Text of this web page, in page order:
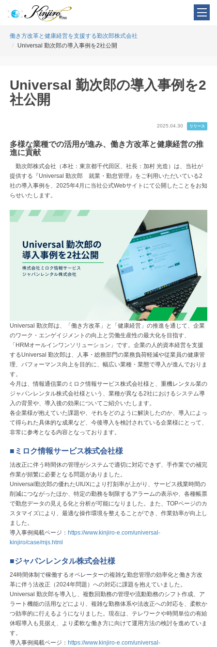
働き方改革と健康経営を支援する勤次郎株式会社
Universal 勤次郎の導入事例を2社公開
Universal 勤次郎の導入事例を2
社公開
2025.04.30 リリース
多様な業種での活用が進み、働き方改革と健康経営の推
進に貢献
勤次郎株式会社（本社：東京都千代田区、社長：加村 光造）は、当社が
提供する『Universal 勤次郎 就業・勤怠管理』をご利用いただいている2
社の導入事例を、2025年4月に当社公式Webサイトにて公開したことをお知
らせいたします。
Universal 勤次郎は、「働き方改革」と「健康経営」の推進を通じて、企業
のワーク・エンゲイジメントの向上と労働生産性の最大化を目指す、
「HRMオールインワンソリューション」です。企業の人的資本経営を支援
するUniversal 勤次郎は、人事・総務部門の業務負荷軽減や従業員の健康管
理、パフォーマンス向上を目的に、幅広い業種・業態で導入が進んでおりま
す。
今月は、情報通信業のミロク情報サービス株式会社様と、重機レンタル業の
ジャパンレンタル株式会社様という、業種が異なる2社におけるシステム導
入の背景や、導入後の効果についてご紹介いたします。
各企業様が抱えていた課題や、それをどのように解決したのか、導入によっ
て得られた具体的な成果など、今後導入を検討されている企業様にとって、
非常に参考となる内容となっております。
■ミロク情報サービス株式会社様
法改正に伴う時間休の管理がシステムで適切に対応できず、手作業での補完
作業が頻繁に必要となる問題がありました。
Universal勤次郎の優れたUIUXにより打刻率が上がり、サービス残業時間の
削減につながったほか、特定の勤務を制限するアラームの表示や、各種帳票
で勤怠データの見える化と分析が可能になりました。また、TOPページのカ
スタマイズにより、最適な操作環境を整えることができ、作業効率が向上し
ました。
導入事例掲載ページ： https://www.kinjiro-e.com/universal-
kinjiro/case/mjs.html
■ジャパンレンタル株式会社様
24時間体制で稼働するオペレーターの複雑な勤怠管理の効率化と働き方改
革に伴う法改正（2024年問題）への対応に課題を抱えていました。
Universal 勤次郎を導入し、複数回勤務の管理や流動勤務のシフト作成、ア
ラート機能の活用などにより、複雑な勤務体系や法改正への対応を、柔軟か
つ効率的に行えるようになりました。現在は、テレワークや時間単位の有給
休暇導入も見据え、より柔軟な働き方に向けて運用方法の検討を進めていま
す。
導入事例掲載ページ： https://www.kinjiro-e.com/universal-